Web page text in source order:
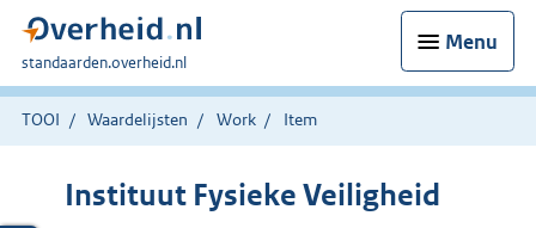
Menu
U
bent
hier:
standaarden.overheid.nl
TOOI Waardelijsten Work Item
Instituut Fysieke Veiligheid